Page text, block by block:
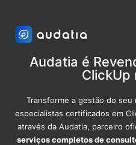
Audatia é
ClickUp
Transforme a gestão do
especialistas certificados em
através da Audatia, parceiro
serviços completos de